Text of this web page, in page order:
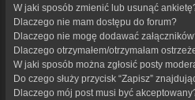
W jaki sposób zmienić lub usunąć
Dlaczego nie mam dostępu do forum?
Dlaczego nie mogę dodawać
Dlaczego otrzymałem/otrzymałam
W jaki sposób można zgłosić posty
Do czego służy przycisk “Zapisz”
Dlaczego mój post musi być